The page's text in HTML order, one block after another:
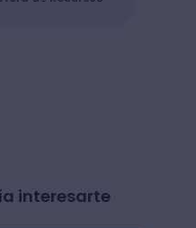
interesarte